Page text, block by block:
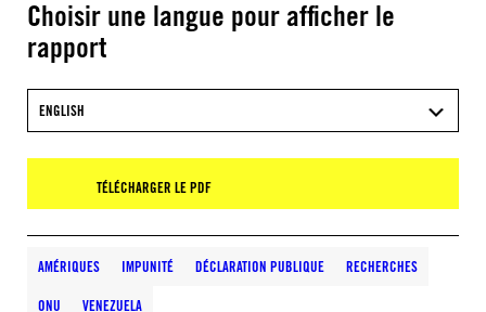
Choisir une langue pour afficher le
rapport
ENGLISH
TÉLÉCHARGER LE PDF
AMÉRIQUES IMPUNITÉ DÉCLARATION PUBLIQUE RECHERCHES
ONU VENEZUELA